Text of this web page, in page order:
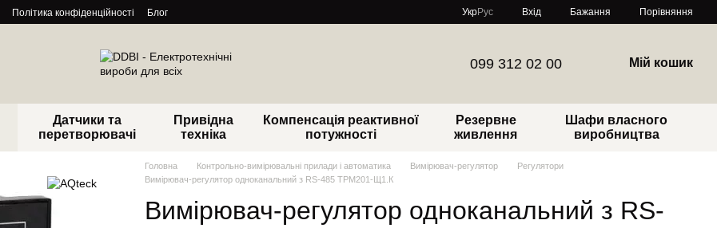
Політика конфіденційності Блог УкрРус Вхід Бажання Порівняння
099 312 02 00 Мій кошик
Датчики та
перетворювачі
Привідна
техніка
Компенсація реактивної
потужності
Резервне
живлення
Шафи власного
виробництва
Головна Контрольно-вимірювальні прилади і автоматика Вимірювач-регулятор
Регулятори
Вимірювач-регулятор одноканальний з RS-485 ТРМ201-Щ1.К
Вимірювач-регулятор одноканальний з RS-